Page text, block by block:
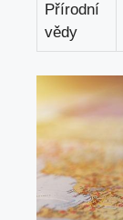
Přírodní
vědy